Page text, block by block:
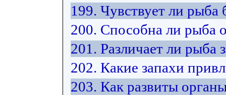
199. Чувствует ли рыба
200. Способна ли рыба
201. Различает ли рыба
202. Какие запахи
203. Как развиты